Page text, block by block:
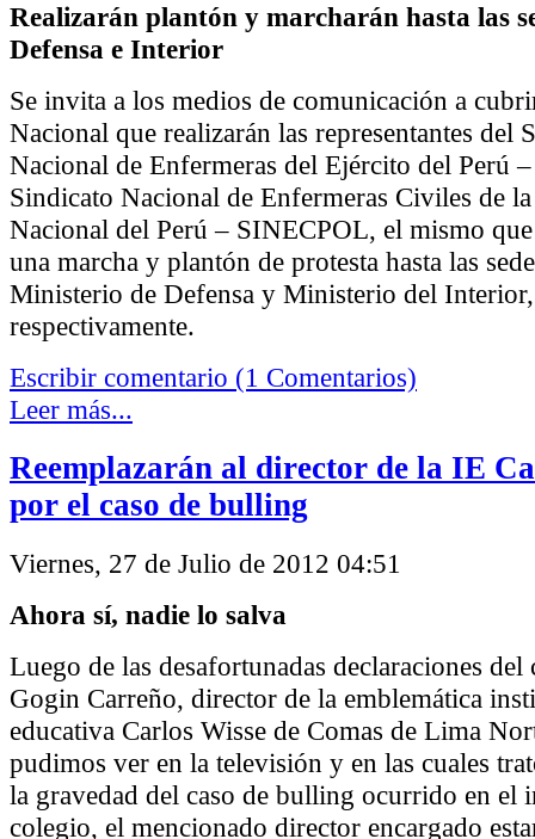
Realizarán plantón y marcharán hasta las
Defensa e Interior
Se invita a los medios de comunicación a
Nacional que realizarán las representantes del
Nacional de Enfermeras del Ejército del Perú
Sindicato Nacional de Enfermeras Civiles de
Nacional del Perú – SINECPOL, el mismo
una marcha y plantón de protesta hasta las
Ministerio de Defensa y Ministerio del Interior,
respectivamente.
Escribir comentario (1 Comentarios)
Leer más...
Reemplazarán al director de la IE
por el caso de bulling
Viernes, 27 de Julio de 2012 04:51
Ahora sí, nadie lo salva
Luego de las desafortunadas declaraciones
Gogin Carreño, director de la emblemática
educativa Carlos Wisse de Comas de Lima
pudimos ver en la televisión y en las cuales
la gravedad del caso de bulling ocurrido en el
colegio, el mencionado director encargado